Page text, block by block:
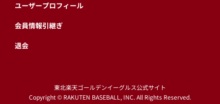
ユーザープロフィール
会員情報引継ぎ
退会
東北楽天ゴールデンイーグルス公式サイト
Copyright © RAKUTEN BASEBALL, INC. All Rights Reserved.